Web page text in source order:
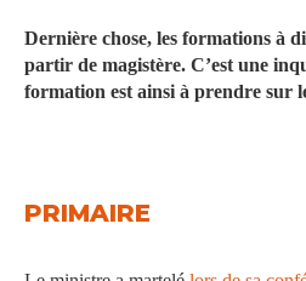
Dernière chose, les formations à
partir de magistère. C’est une
formation est ainsi à prendre sur
PRIMAIRE